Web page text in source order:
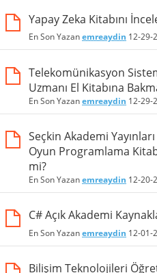
Yapay Zeka Kitabını
En Son Yazanemreaydin 12-29-
Telekomünikasyon
Uzmanı El Kitabına
En Son Yazanemreaydin 12-29-
Seçkin Akademi
Oyun Programlama
mi?
En Son Yazanemreaydin 12-20-
C# Açık Akademi
En Son Yazanemreaydin 12-01-
Bilişim Teknolojileri